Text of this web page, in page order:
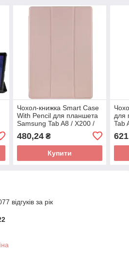
Чохол-книжка Smart Case
With Pencil для планшета
Samsung Tab A8 / X200 /
480,24₴
Купити
для
Tab
621
відгуків за рік